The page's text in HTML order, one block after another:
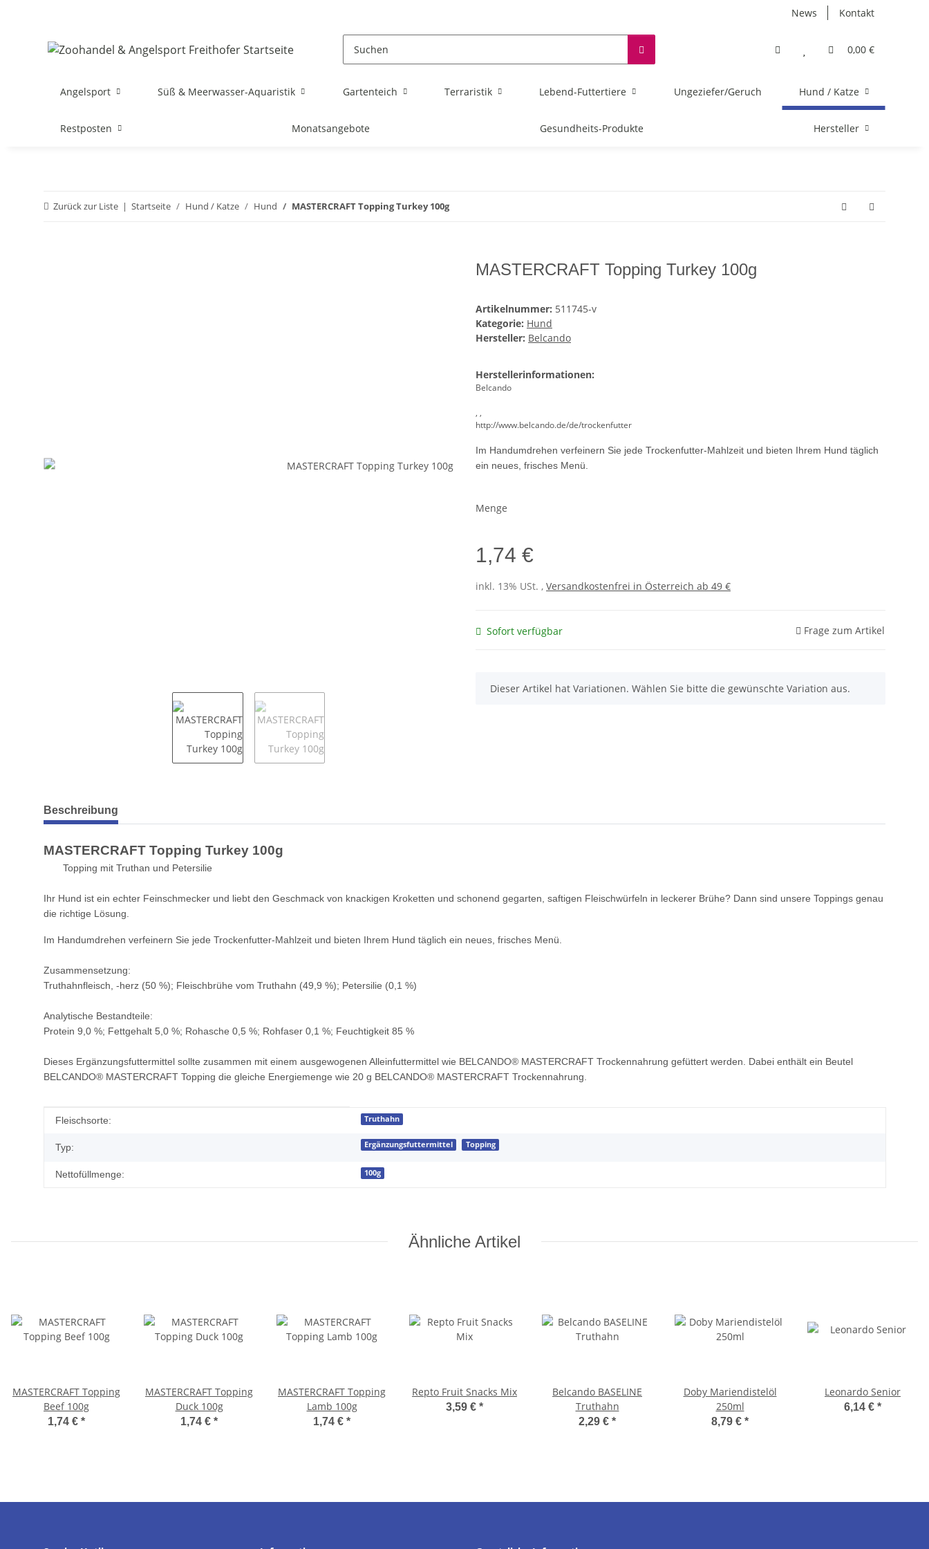
News Kontakt
0,00 €
Angelsport Süß & Meerwasser-Aquaristik Gartenteich Terraristik Lebend-Futtertiere Ungeziefer/Geruch Hund / Katze
Restposten Monatsangebote Gesundheits-Produkte Hersteller
Zurück zur Liste Startseite Hund / Katze Hund MASTERCRAFT Topping Turkey 100g
MASTERCRAFT Topping Turkey 100g
Artikelnummer: 511745-v
Kategorie: Hund
Hersteller: Belcando
Herstellerinformationen:
Belcando
, ,
http://www.belcando.de/de/trockenfutter
Im Handumdrehen verfeinern Sie jede Trockenfutter-Mahlzeit und bieten Ihrem Hund täglich
ein neues, frisches Menü.
Menge
1,74 €
inkl. 13% USt. , Versandkostenfrei in Österreich ab 49 €
Sofort verfügbar Frage zum Artikel
x
Dieser Artikel hat Variationen. Wählen Sie bitte die gewünschte Variation aus.
weitere Registerkarten anzeigen
Beschreibung
MASTERCRAFT Topping Turkey 100g
Topping mit Truthan und Petersilie
Ihr Hund ist ein echter Feinschmecker und liebt den Geschmack von knackigen Kroketten und schonend gegarten, saftigen Fleischwürfeln in leckerer Brühe? Dann sind unsere Toppings genau
die richtige Lösung.
Im Handumdrehen verfeinern Sie jede Trockenfutter-Mahlzeit und bieten Ihrem Hund täglich ein neues, frisches Menü.
Zusammensetzung:
Truthahnfleisch, -herz (50 %); Fleischbrühe vom Truthahn (49,9 %); Petersilie (0,1 %)
Analytische Bestandteile:
Protein 9,0 %; Fettgehalt 5,0 %; Rohasche 0,5 %; Rohfaser 0,1 %; Feuchtigkeit 85 %
Dieses Ergänzungsfuttermittel sollte zusammen mit einem ausgewogenen Alleinfuttermittel wie BELCANDO® MASTERCRAFT Trockennahrung gefüttert werden. Dabei enthält ein Beutel
BELCANDO® MASTERCRAFT Topping die gleiche Energiemenge wie 20 g BELCANDO® MASTERCRAFT Trockennahrung.
Produkteigenschaft
Wert
Fleischsorte: Truthahn
Typ: Ergänzungsfuttermittel Topping
Nettofüllmenge: 100g
Ähnliche Artikel
MASTERCRAFT Topping
Beef 100g
1,74 € *
MASTERCRAFT Topping
Duck 100g
1,74 € *
MASTERCRAFT Topping
Lamb 100g
1,74 € *
Repto Fruit Snacks Mix
3,59 € *
Belcando BASELINE
Truthahn
2,29 € *
Doby Mariendistelöl
250ml
8,79 € *
Leonardo Senior
6,14 € *